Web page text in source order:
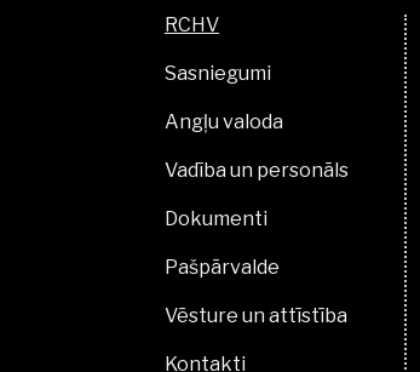
RCHV
Sasniegumi
Angļu valoda
Vadība un personāls
Dokumenti
Pašpārvalde
Vēsture un attīstība
Kontakti